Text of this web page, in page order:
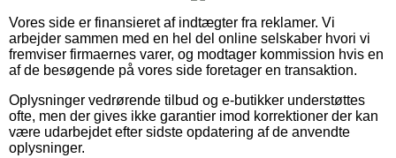
Vores side er finansieret af indtægter fra reklamer. Vi
arbejder sammen med en hel del online selskaber hvori vi
fremviser firmaernes varer, og modtager kommission hvis en
af de besøgende på vores side foretager en transaktion.
Oplysninger vedrørende tilbud og e-butikker understøttes
ofte, men der gives ikke garantier imod korrektioner der kan
være udarbejdet efter sidste opdatering af de anvendte
oplysninger.